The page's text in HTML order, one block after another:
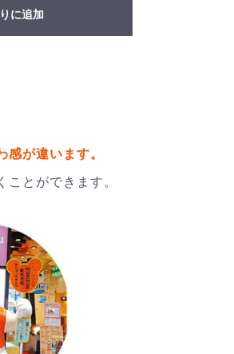
に追加
が違います。
とができます。